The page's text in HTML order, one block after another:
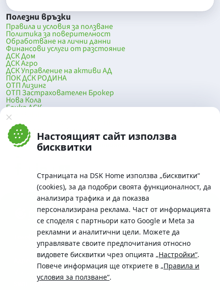
Настоящият сайт използва
бисквитки
Страницата на DSK Home използва „бисквитки“
(cookies), за да подобри своята функционалност, да
анализира трафика и да показва
персонализирана реклама. Част от информацията
се споделя с партньори като Google и Meta за
рекламни и аналитични цели. Можете да
управлявате своите предпочитания относно
видовете бисквитки чрез опцията „Настройки“.
Повече информация ще откриете в „Правила и
условия за ползване“.
Полезни връзки
Правила и условия за ползване
Политика за поверителност
Обработване на лични данни
Финансови услуги от разстояние
ДСК Дом
ДСК Агро
ДСК Управление на активи АД
ПОК ДСК РОДИНА
ОТП Лизинг
ОТП Застрахователен Брокер
Нова Кола
Банка ДСК
DSK Mobile
Оферти за продажба от Банка ДСК
Клонова мрежа и банкомати
До началото на страницата
Телефон:
0700 10 375 / *2375
Московска No.19 / ул. Г. Бенковски No. 5, София 1036
SWIFT/BIC: